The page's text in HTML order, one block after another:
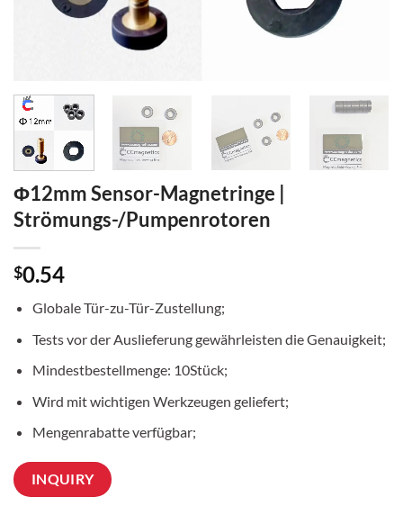
Φ12mm Sensor-Magnetringe |
Strömungs-/Pumpenrotoren
$0.54
Globale Tür-zu-Tür-Zustellung;
Tests vor der Auslieferung gewährleisten die Genauigkeit;
Mindestbestellmenge: 10Stück;
Wird mit wichtigen Werkzeugen geliefert;
Mengenrabatte verfügbar;
INQUIRY